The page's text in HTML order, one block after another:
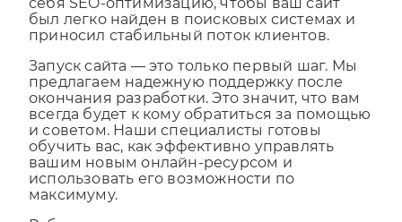
себя SEO-оптимизацию, чтобы ваш сайт
был легко найден в поисковых системах и
Запуск сайта — это только первый шаг. Мы
предлагаем надежную поддержку после
окончания разработки. Это значит, что вам
всегда будет к кому обратиться за помощью
и советом. Наши специалисты готовы
обучить вас, как эффективно управлять
вашим новым онлайн-ресурсом и
использовать его возможности по